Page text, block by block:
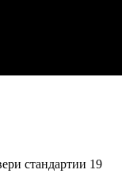
стандартии 19